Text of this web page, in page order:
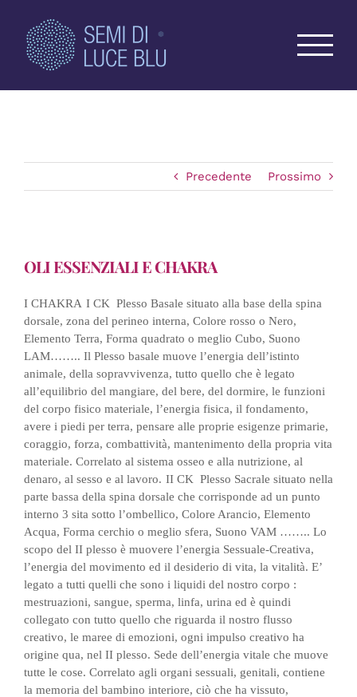
contenuto
Precedente Prossimo
OLI ESSENZIALI E CHAKRA
I CHAKRA I CK Plesso Basale situato alla base della spina
dorsale, zona del perineo interna, Colore rosso o Nero,
Elemento Terra, Forma quadrato o meglio Cubo, Suono
LAM…….. Il Plesso basale muove l’energia dell’istinto
animale, della sopravvivenza, tutto quello che è legato
all’equilibrio del mangiare, del bere, del dormire, le funzioni
del corpo fisico materiale, l’energia fisica, il fondamento,
avere i piedi per terra, pensare alle proprie esigenze primarie,
coraggio, forza, combattività, mantenimento della propria vita
materiale. Correlato al sistema osseo e alla nutrizione, al
denaro, al sesso e al lavoro. II CK Plesso Sacrale situato nella
parte bassa della spina dorsale che corrisponde ad un punto
interno 3 sita sotto l’ombellico, Colore Arancio, Elemento
Acqua, Forma cerchio o meglio sfera, Suono VAM …….. Lo
scopo del II plesso è muovere l’energia Sessuale-Creativa,
l’energia del movimento ed il desiderio di vita, la vitalità. E’
legato a tutti quelli che sono i liquidi del nostro corpo :
mestruazioni, sangue, sperma, linfa, urina ed è quindi
collegato con tutto quello che riguarda il nostro flusso
creativo, le maree di emozioni, ogni impulso creativo ha
origine qua, nel II plesso. Sede dell’energia vitale che muove
tutte le cose. Correlato agli organi sessuali, genitali, contiene
la memoria del bambino interiore, ciò che ha vissuto,